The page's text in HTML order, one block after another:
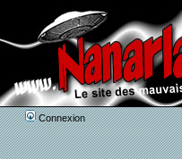
Connexion